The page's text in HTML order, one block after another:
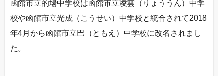
函館市立的場中学校は函館市立凌雲（りょううん）中学
校や函館市立光成（こうせい）中学校と統合されて2018
年4月から函館市立巴（ともえ）中学校に改名されまし
た。